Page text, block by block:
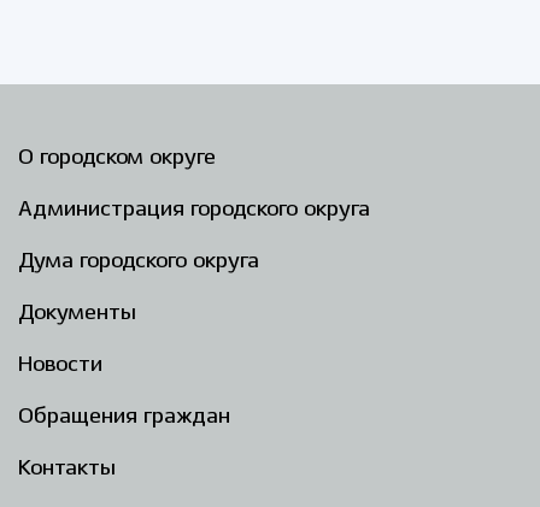
О городском округе
Администрация городского округа
Дума городского округа
Документы
Новости
Обращения граждан
Контакты